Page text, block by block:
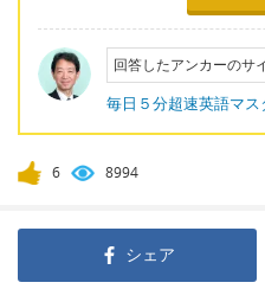
回答したアンカーのサ
毎日５分超速英語マ
6 8994
シェア